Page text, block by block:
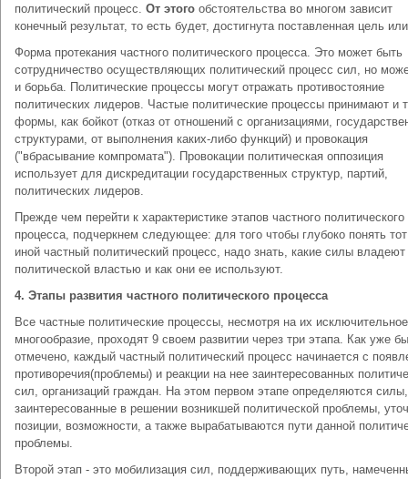
политический процесс. От этого обстоятельства во многом зависит
конечный результат, то есть будет, достигнута поставленная цель
Форма протекания частного политического процесса. Это может быть
сотрудничество осуществляющих политический процесс сил, но
и борьба. Политические процессы могут отражать противостояние
политических лидеров. Частые политические процессы принимают и
формы, как бойкот (отказ от отношений с организациями,
структурами, от выполнения каких-либо функций) и провокация
("вбрасывание компромата"). Провокации политическая оппозиция
использует для дискредитации государственных структур, партий,
политических лидеров.
Прежде чем перейти к характеристике этапов частного политического
процесса, подчеркнем следующее: для того чтобы глубоко понять
иной частный политический процесс, надо знать, какие силы владеют
политической властью и как они ее используют.
4. Этапы развития частного политического процесса
Все частные политические процессы, несмотря на их исключительное
многообразие, проходят 9 своем развитии через три этапа. Как уже
отмечено, каждый частный политический процесс начинается с
противоречия(проблемы) и реакции на нее заинтересованных
сил, организаций граждан. На этом первом этапе определяются силы,
заинтересованные в решении возникшей политической проблемы,
позиции, возможности, а также вырабатываются пути данной
проблемы.
Второй этап - это мобилизация сил, поддерживающих путь,